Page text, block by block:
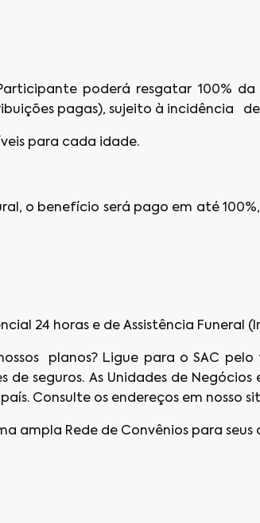
poderá resgatar 100%
pagas), sujeito à incidência
para cada idade.
o benefício será pago em até
24 horas e de Assistência Funeral
planos? Ligue para o SAC pelo
seguros. As Unidades de
Consulte os endereços em nosso
ampla Rede de Convênios para seus